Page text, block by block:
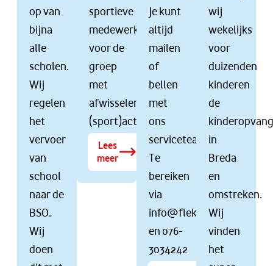
op van
bijna
alle
scholen.
Wij
regelen
het
vervoer
van
school
naar de
BSO.
Wij
doen
sportieve
medewerkers
voor de
groep
met
afwisselende
(sport)activiteiten.
Lees
meer
Je kunt
altijd
mailen
of
bellen
met
ons
serviceteam.
Te
bereiken
via
info@flekss.nl
en 076-
3034242
wij
wekelijks
voor
duizenden
kinderen
de
kinderopvang
in
Breda
en
omstreken.
Wij
vinden
het